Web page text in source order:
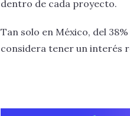
dentro de cada proyecto.
Tan solo en México, del
considera tener un interés